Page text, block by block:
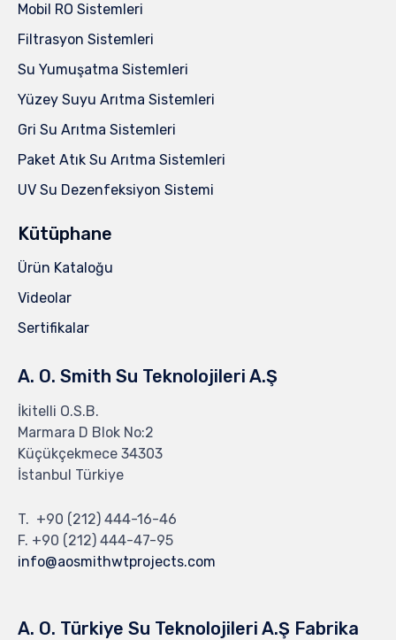
Mobil RO Sistemleri
Filtrasyon Sistemleri
Su Yumuşatma Sistemleri
Yüzey Suyu Arıtma Sistemleri
Gri Su Arıtma Sistemleri
Paket Atık Su Arıtma Sistemleri
UV Su Dezenfeksiyon Sistemi
Kütüphane
Ürün Kataloğu
Videolar
Sertifikalar
A. O. Smith Su Teknolojileri A.Ş
İkitelli O.S.B.
Marmara D Blok No:2
Küçükçekmece 34303
İstanbul Türkiye
T. +90 (212) 444-16-46
F. +90 (212) 444-47-95
info@aosmithwtprojects.com
A. O. Türkiye Su Teknolojileri A.Ş Fabrika